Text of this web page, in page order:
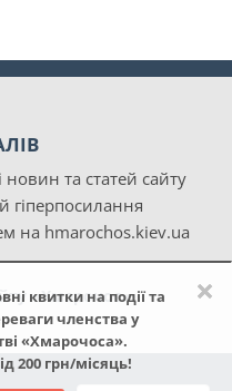
×
квитки на події та
членства у
«Хмарочоса».
200 грн/місяць!
та статей сайту
гіперпосилання
на hmarochos.kiev.ua
«Хмарочос»